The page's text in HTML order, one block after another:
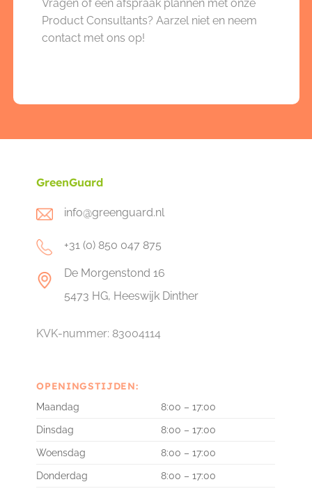
Vragen of een afspraak plannen met onze
Product Consultants? Aarzel niet en neem
contact met ons op!
GreenGuard
info@greenguard.nl
+31 (0) 850 047 875
De Morgenstond 16
5473 HG, Heeswijk Dinther
KVK-nummer: 83004114
OPENINGSTIJDEN:
Maandag
8:00 – 17:00
Dinsdag
8:00 – 17:00
Woensdag
8:00 – 17:00
Donderdag
8:00 – 17:00